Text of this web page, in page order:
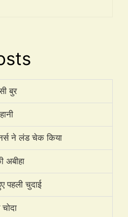
बुर
ने लंड चेक किया
अबीहा
पहली चुदाई